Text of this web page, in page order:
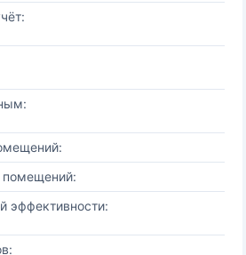
помещений:
эффективности: